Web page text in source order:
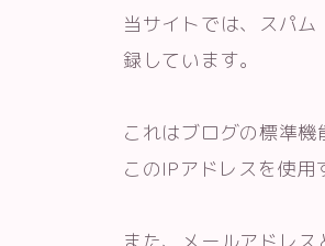
当サイトでは、スパ
録しています。
これはブログの標準
このIPアドレスを使用